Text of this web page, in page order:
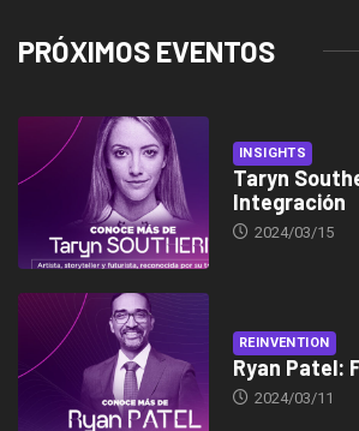
PRÓXIMOS EVENTOS
INSIGHTS
Taryn
Integración
2024/03/15
REINVENTION
Ryan Patel:
2024/03/11